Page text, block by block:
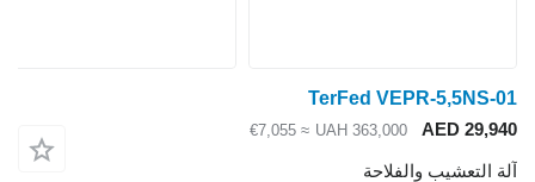
TerFed VEPR-
AED
UAH 363,000
≈ €7,055
والفلاحة